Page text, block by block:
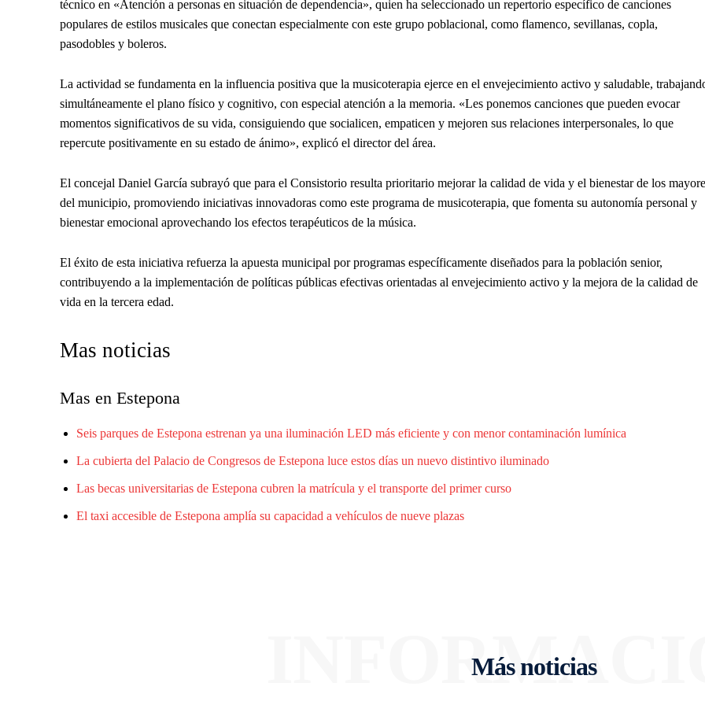
técnico en «Atención a personas en situación de dependencia», quien ha seleccionado un repertorio específico de canciones
populares de estilos musicales que conectan especialmente con este grupo poblacional, como flamenco, sevillanas, copla,
pasodobles y boleros.
La actividad se fundamenta en la influencia positiva que la musicoterapia ejerce en el envejecimiento activo y saludable,
simultáneamente el plano físico y cognitivo, con especial atención a la memoria. «Les ponemos canciones que pueden evocar
momentos significativos de su vida, consiguiendo que socialicen, empaticen y mejoren sus relaciones interpersonales, lo que
repercute positivamente en su estado de ánimo», explicó el director del área.
El concejal Daniel García subrayó que para el Consistorio resulta prioritario mejorar la calidad de vida y el bienestar de los
del municipio, promoviendo iniciativas innovadoras como este programa de musicoterapia, que fomenta su autonomía personal y
bienestar emocional aprovechando los efectos terapéuticos de la música.
El éxito de esta iniciativa refuerza la apuesta municipal por programas específicamente diseñados para la población senior,
contribuyendo a la implementación de políticas públicas efectivas orientadas al envejecimiento activo y la mejora de la calidad de
vida en la tercera edad.
Mas noticias
Mas en Estepona
Seis parques de Estepona estrenan ya una iluminación LED más eficiente y con menor contaminación lumínica
La cubierta del Palacio de Congresos de Estepona luce estos días un nuevo distintivo iluminado
Las becas universitarias de Estepona cubren la matrícula y el transporte del primer curso
El taxi accesible de Estepona amplía su capacidad a vehículos de nueve plazas
Más noticias